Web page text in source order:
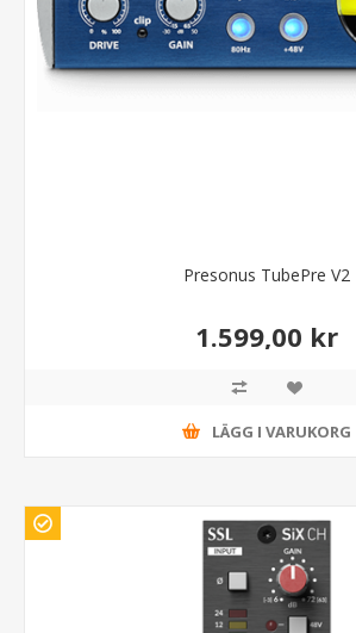
Presonus TubePre V2
1.599,00 kr
LÄGG I VARUKORG